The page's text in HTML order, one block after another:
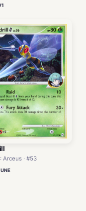
Arceus · #53